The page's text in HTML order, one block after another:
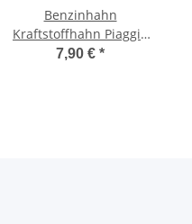
Benzinhahn
Kraftstoffhahn Piaggio
Ciao SC P PX Sprithahn
7,90 € *